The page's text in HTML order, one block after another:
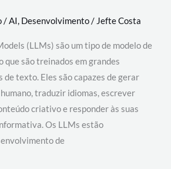
/AI, Desenvolvimento/ Jefte Costa
(LLMs) são um tipo de modelo de
que são treinados em grandes
de texto. Eles são capazes de gerar
traduzir idiomas, escrever
criativo e responder às suas
Os LLMs estão
de